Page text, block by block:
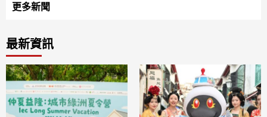
更多新聞
最新資訊